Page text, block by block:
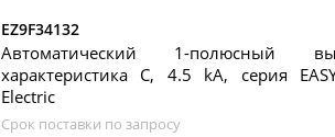
EZ9F34132
Автоматический 1-полюсный
характеристика C, 4.5 kA, серия
Electric
Срок поставки по запросу